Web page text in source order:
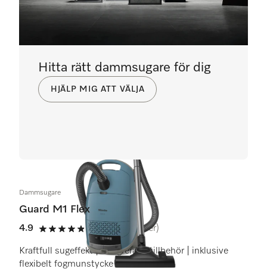
Dammsugare
Guard M1 Flex
4.9
4.9 stars out of 5
(23 recensioner)
Kraftfull sugeffekt | integrerade tillbehör | inklusive
flexibelt fogmunstycke
Hitta rätt dammsugare för dig
HJÄLP MIG ATT VÄLJA